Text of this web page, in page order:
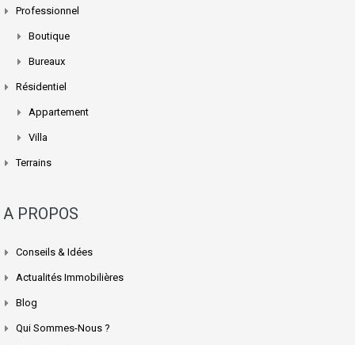
Professionnel
Boutique
Bureaux
Résidentiel
Appartement
Villa
Terrains
A PROPOS
Conseils & Idées
Actualités Immobilières
Blog
Qui Sommes-Nous ?